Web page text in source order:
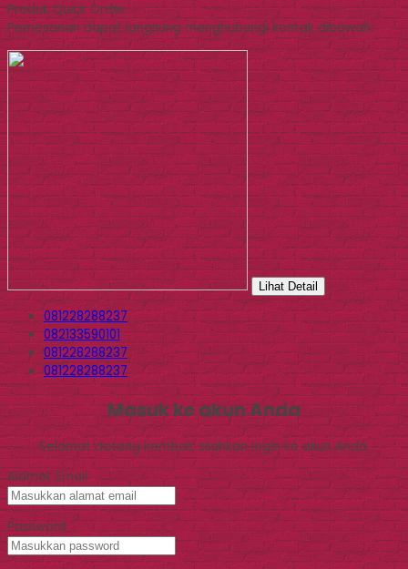
Produk Quick Order
Pemesanan dapat langsung menghubungi kontak dibawah:
Lihat Detail
081228288237
082133590101
081228288237
081228288237
Masuk ke akun Anda
Selamat datang kembali, silahkan login ke akun Anda.
Alamat Email
Password